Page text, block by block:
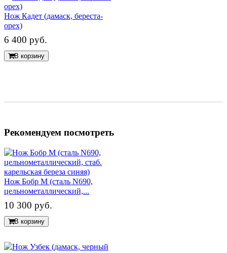
Нож Кадет (дамаск, береста-
орех)
6 400 руб.
В корзину
Рекомендуем посмотреть
Нож Бобр М (сталь N690,
цельнометаллический,...
10 300 руб.
В корзину